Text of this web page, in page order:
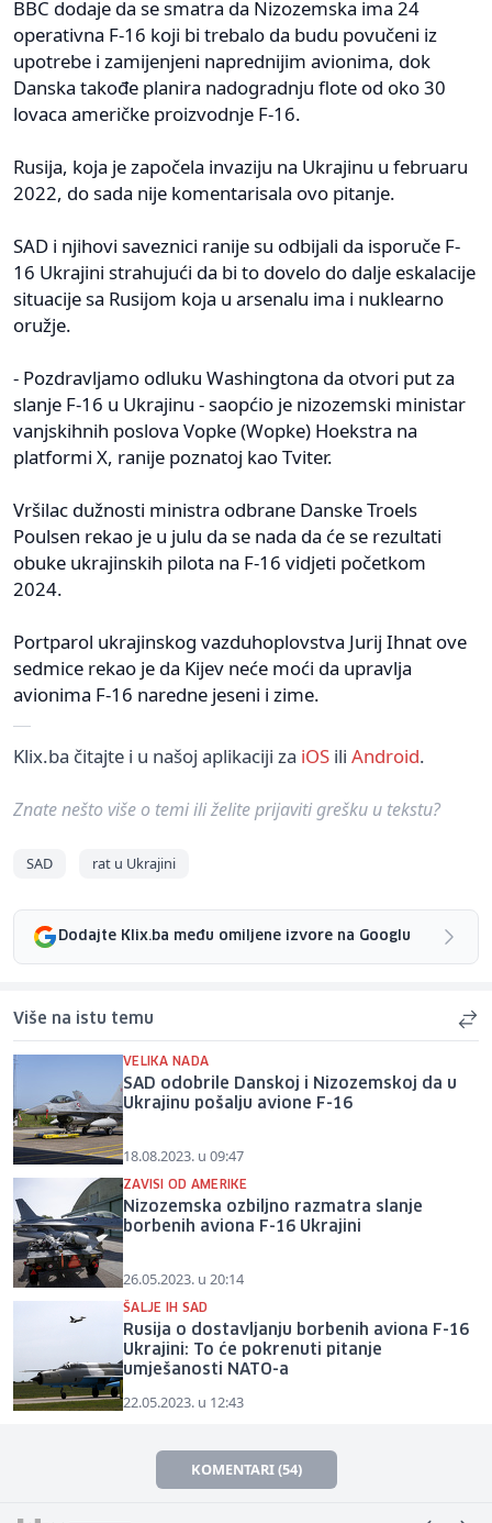
BBC dodaje da se smatra da Nizozemska ima 24
operativna F-16 koji bi trebalo da budu povučeni iz
upotrebe i zamijenjeni naprednijim avionima, dok
Danska takođe planira nadogradnju flote od oko 30
lovaca američke proizvodnje F-16.
Rusija, koja je započela invaziju na Ukrajinu u februaru
2022, do sada nije komentarisala ovo pitanje.
SAD i njihovi saveznici ranije su odbijali da isporuče F-
16 Ukrajini strahujući da bi to dovelo do dalje eskalacije
situacije sa Rusijom koja u arsenalu ima i nuklearno
oružje.
- Pozdravljamo odluku Washingtona da otvori put za
slanje F-16 u Ukrajinu - saopćio je nizozemski ministar
vanjskihnih poslova Vopke (Wopke) Hoekstra na
platformi X, ranije poznatoj kao Tviter.
Vršilac dužnosti ministra odbrane Danske Troels
Poulsen rekao je u julu da se nada da će se rezultati
obuke ukrajinskih pilota na F-16 vidjeti početkom
2024.
Portparol ukrajinskog vazduhoplovstva Jurij Ihnat ove
sedmice rekao je da Kijev neće moći da upravlja
avionima F-16 naredne jeseni i zime.
Klix.ba čitajte i u našoj aplikaciji za iOS ili Android.
Znate nešto više o temi ili želite prijaviti grešku u tekstu?
SAD rat u Ukrajini
Dodajte Klix.ba među omiljene izvore na Googlu
Više na istu temu
VELIKA NADA
SAD odobrile Danskoj i Nizozemskoj da u
Ukrajinu pošalju avione F-16
18.08.2023. u 09:47
ZAVISI OD AMERIKE
Nizozemska ozbiljno razmatra slanje
borbenih aviona F-16 Ukrajini
26.05.2023. u 20:14
ŠALJE IH SAD
Rusija o dostavljanju borbenih aviona F-16
Ukrajini: To će pokrenuti pitanje
umješanosti NATO-a
22.05.2023. u 12:43
KOMENTARI (54)